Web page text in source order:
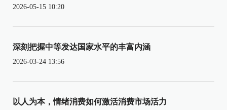
2026-05-15 10:20
深刻把握中等发达国家水平的丰富内涵
2026-03-24 13:56
以人为本，情绪消费如何激活消费市场活力